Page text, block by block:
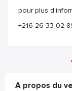
pour plus
+216 26 33 02
A propos du